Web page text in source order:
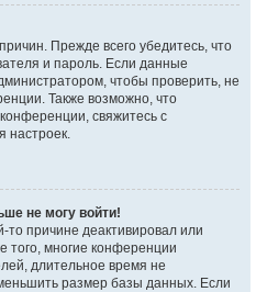
Прежде всего убедитесь, что
и пароль. Если данные
чтобы проверить, не
Также возможно, что
свяжитесь с
настроек.
не могу войти!
то причине деактивировал или
того, многие конференции
длительное время не
размер базы данных. Если